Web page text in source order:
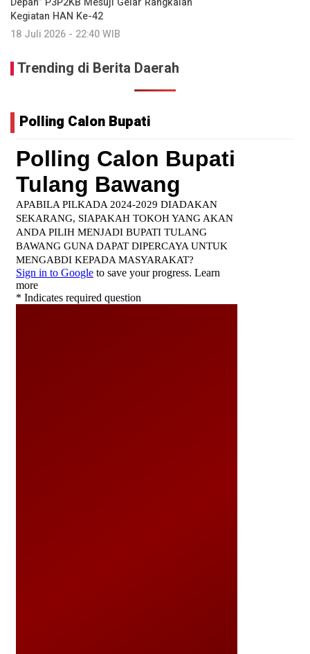
Kegiatan HAN Ke-42
18 Juli 2026 - 22:40 WIB
Trending di Berita Daerah
Polling Calon Bupati